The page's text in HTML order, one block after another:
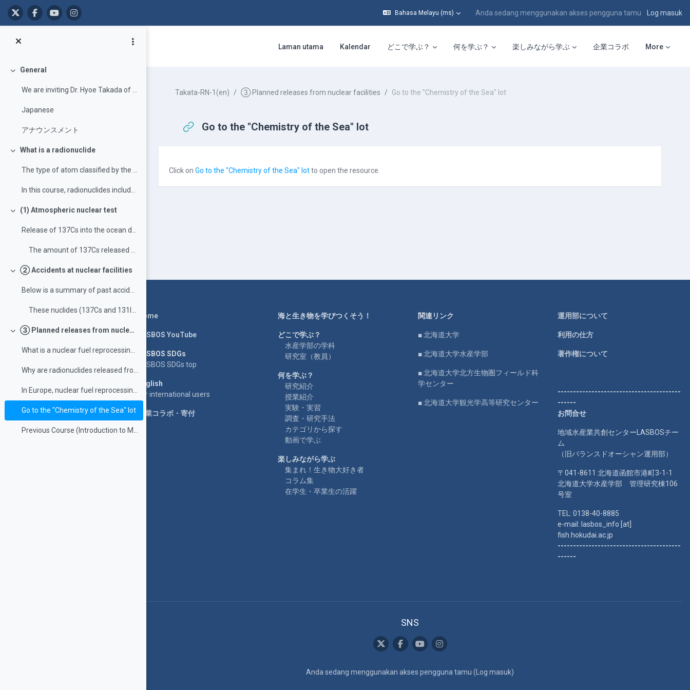
Bahasa Melayu ‎(ms)‎ Anda sedang menggunakan akses pengguna tamu Log masuk
Laman utama Kalendar どこで学ぶ？ 何を学ぶ？ 楽しみながら学ぶ 企業コラボ More
Tutup
General
We are inviting Dr. Hyoe Takada of the Institute o...
Japanese
アナウンスメント
Tutup
What is a radionuclide
The type of atom classified by the number of proto...
In this course, radionuclides include man-made rad...
Tutup
(1) Atmospheric nuclear test
Release of 137Cs into the ocean due to atmospheri...
The amount of 137Cs released by nuclear tests is ...
Tutup
② Accidents at nuclear facilities
Below is a summary of past accidents at nuclear fa...
These nuclides (137Cs and 131I) are derived from ...
Tutup
③ Planned releases from nuclear facilities
What is a nuclear fuel reprocessing facility? Nucl...
Why are radionuclides released from nuclear fuel r...
In Europe, nuclear fuel reprocessing facilities ar...
Go to the "Chemistry of the Sea" lot
Previous Course (Introduction to Marine Sediment Observation)
Takata-RN-1(en) ③ Planned releases from nuclear facilities Go to the "Chemistry of the Sea" lot
Go to the "Chemistry of the Sea" lot
Click on Go to the "Chemistry of the Sea" lotto open the resource.
Home
LASBOS YouTube
LASBOS SDGs
LASBOS SDGs top
English
For international users
企業コラボ・寄付
海と生き物を学びつくそう！
どこで学ぶ？
水産学部の学科
研究室（教員）
何を学ぶ？
研究紹介
授業紹介
実験・実習
調査・研究手法
カテゴリから探す
動画で学ぶ
楽しみながら学ぶ
集まれ！生き物大好き者
コラム集
在学生・卒業生の活躍
関連リンク
■ 北海道大学
■ 北海道大学水産学部
■ 北海道大学北方生物圏フィールド科
学センター
■ 北海道大学観光学高等研究センター
運用部について
利用の仕方
著作権について
----------------------------------------
------
お問合せ
地域水産業共創センターLASBOSチー
ム
（旧バランスドオーシャン運用部）
〒041-8611 北海道函館市港町3-1-1
北海道大学水産学部 管理研究棟106
号室
TEL: 0138-40-8885
e-mail: lasbos_info [at]
fish.hokudai.ac.jp
----------------------------------------
------
SNS
Anda sedang menggunakan akses pengguna tamu ( Log masuk)